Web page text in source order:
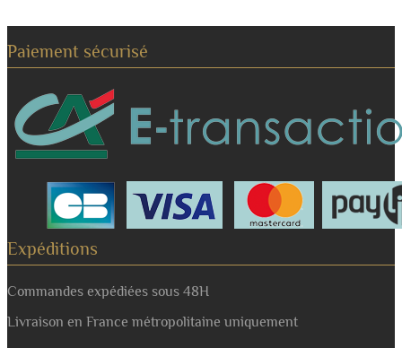
Paiement sécurisé
Expéditions
Commandes expédiées sous 48H
Livraison en France métropolitaine uniquement